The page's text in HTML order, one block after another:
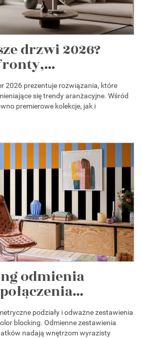
drzwi 2026?
2026 prezentuje rozwiązania, które
się trendy aranżacyjne. Wśród
premierowe kolekcje, jak i
odmienia
podziały i odważne zestawienia
blocking. Odmienne zestawienia
nadają wnętrzom wyrazisty